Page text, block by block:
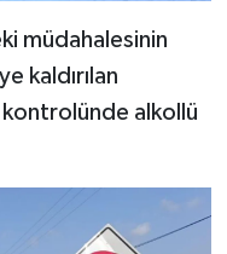
müdahalesinin
kaldırılan
kontrolünde alkollü